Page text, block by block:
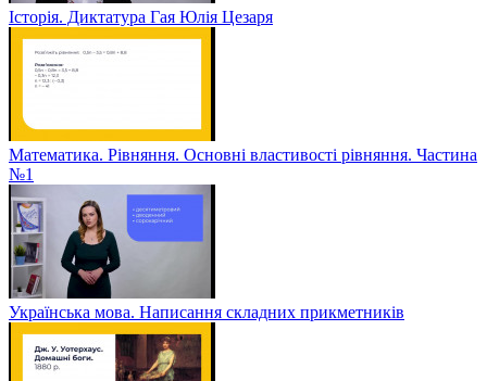
Історія. Диктатура Гая Юлія Цезаря
Математика. Рівняння. Основні властивості рівняння. Частина
№1
Українська мова. Написання складних прикметників